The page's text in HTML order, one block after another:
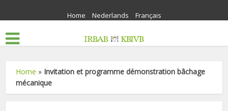
Home Nederlands Français
Home » Invitation et programme démonstration bâchage
mécanique